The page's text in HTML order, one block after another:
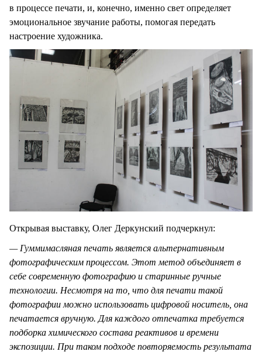
в процессе печати, и, конечно, именно свет определяет
эмоциональное звучание работы, помогая передать
настроение художника.
Открывая выставку, Олег Деркунский подчеркнул:
— Гуммимасляная печать является альтернативным
фотографическим процессом. Этот метод объединяет в
себе современную фотографию и старинные ручные
технологии. Несмотря на то, что для печати такой
фотографии можно использовать цифровой носитель, она
печатается вручную. Для каждого отпечатка требуется
подборка химического состава реактивов и времени
экспозиции. При таком подходе повторяемость результата